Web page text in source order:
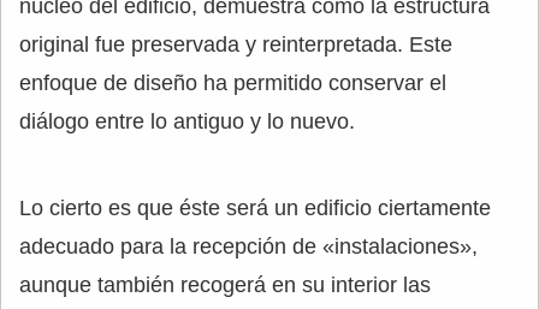
núcleo del edificio, demuestra cómo la estructura
original fue preservada y reinterpretada. Este
enfoque de diseño ha permitido conservar el
diálogo entre lo antiguo y lo nuevo.
Lo cierto es que éste será un edificio ciertamente
adecuado para la recepción de «instalaciones»,
aunque también recogerá en su interior las